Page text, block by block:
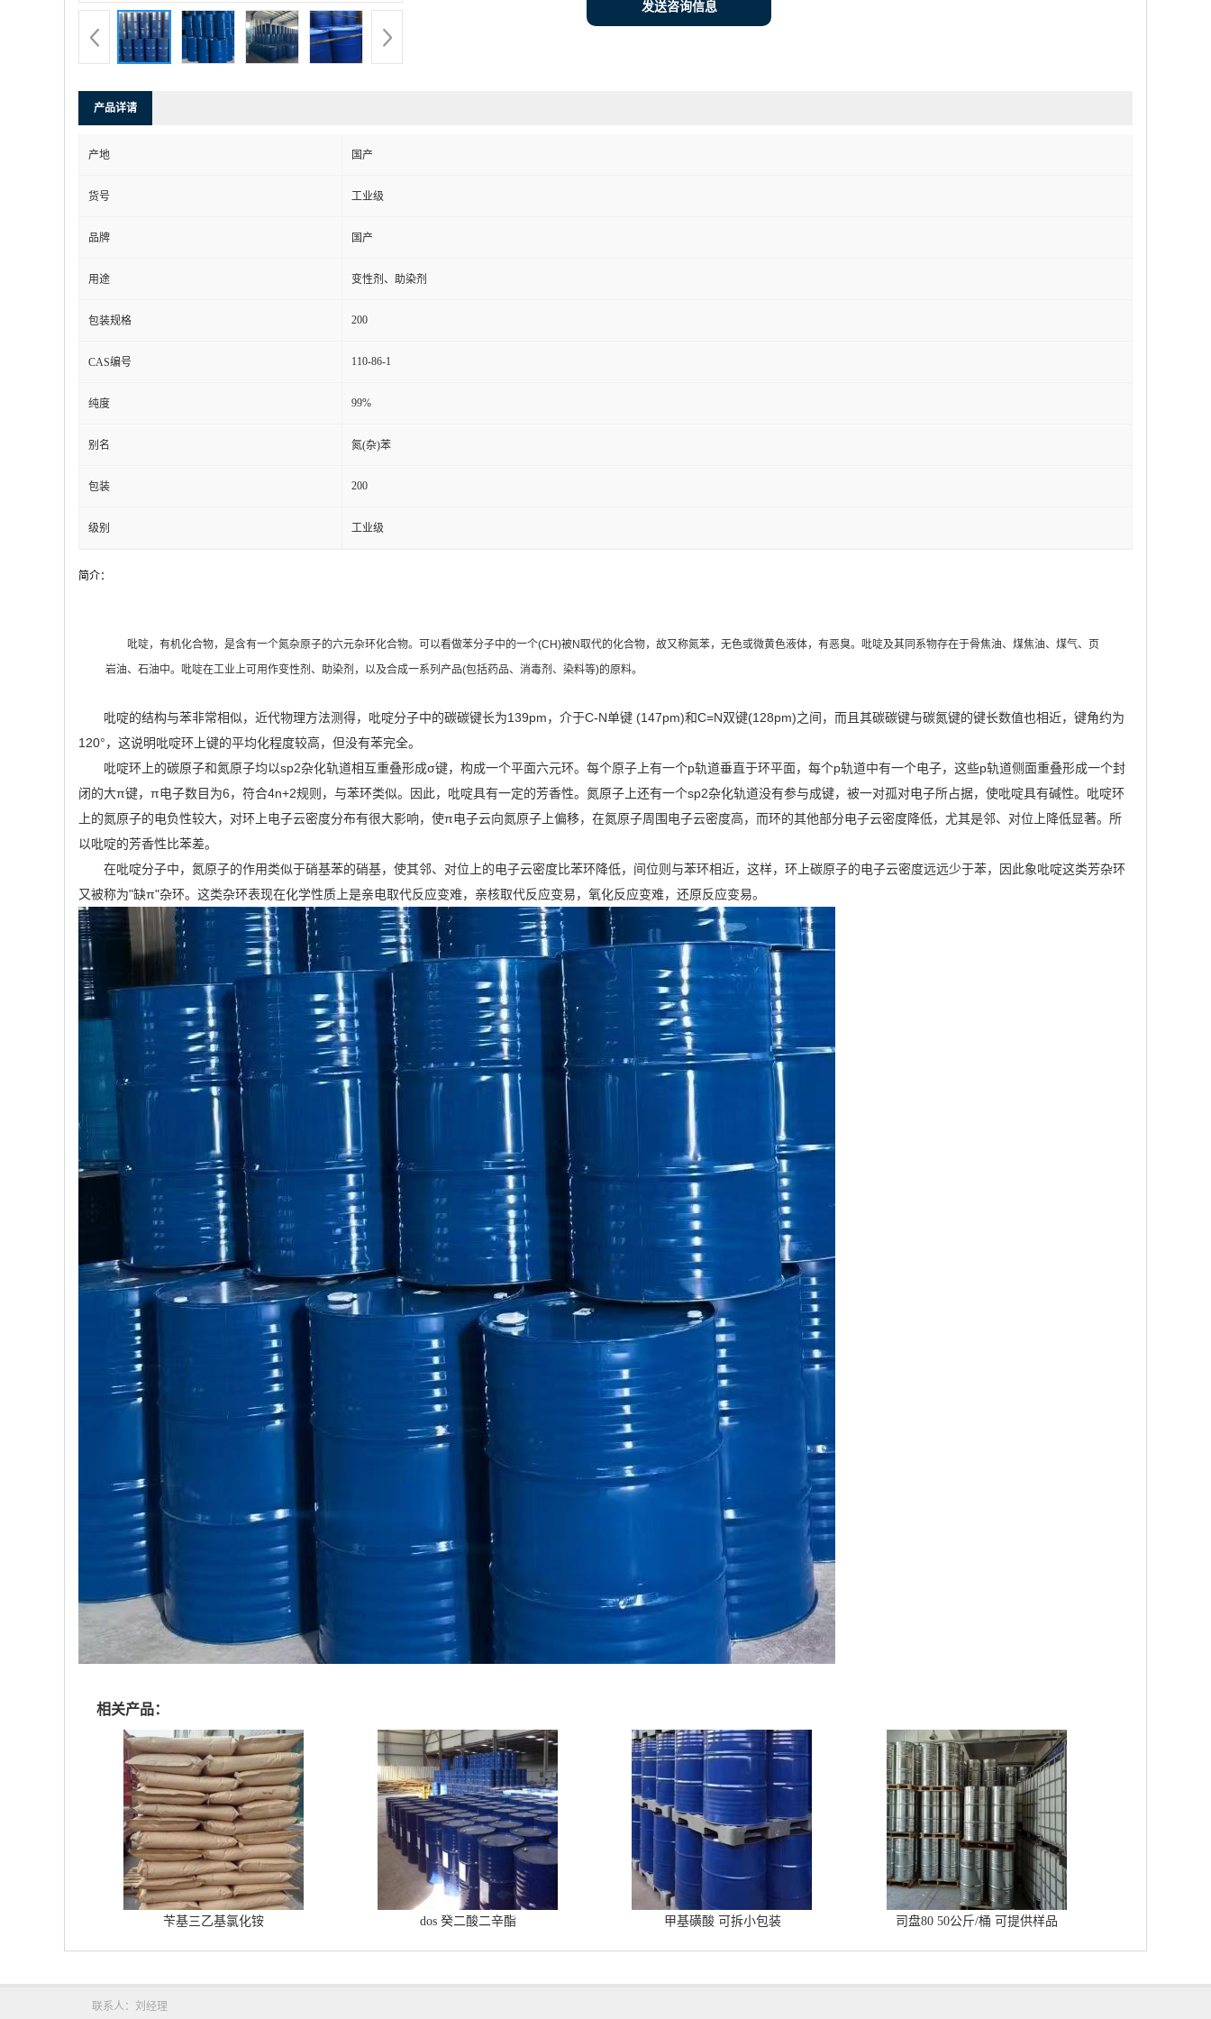
发送咨询信息
产品详请
产地 国产
货号 工业级
品牌 国产
用途 变性剂、助染剂
包装规格 200
CAS编号 110-86-1
纯度 99%
别名 氮(杂)苯
包装 200
级别 工业级
简介：
吡啶，有机化合物，是含有一个氮杂原子的六元杂环化合物。可以看做苯分子中的一个(CH)被N取代的化合物，故又称氮苯，无色或微黄色液体，有恶臭。吡啶及其同系物存在于骨焦油、煤焦油、煤气、页
岩油、石油中。吡啶在工业上可用作变性剂、助染剂，以及合成一系列产品(包括药品、消毒剂、染料等)的原料。
吡啶的结构与苯非常相似，近代物理方法测得，吡啶分子中的碳碳键长为139pm，介于C-N单键 (147pm)和C=N双键(128pm)之间，而且其碳碳键与碳氮键的键长数值也相近，键角约为
120°，这说明吡啶环上键的平均化程度较高，但没有苯完全。
吡啶环上的碳原子和氮原子均以sp2杂化轨道相互重叠形成σ键，构成一个平面六元环。每个原子上有一个p轨道垂直于环平面，每个p轨道中有一个电子，这些p轨道侧面重叠形成一个封
闭的大π键，π电子数目为6，符合4n+2规则，与苯环类似。因此，吡啶具有一定的芳香性。氮原子上还有一个sp2杂化轨道没有参与成键，被一对孤对电子所占据，使吡啶具有碱性。吡啶环
上的氮原子的电负性较大，对环上电子云密度分布有很大影响，使π电子云向氮原子上偏移，在氮原子周围电子云密度高，而环的其他部分电子云密度降低，尤其是邻、对位上降低显著。所
以吡啶的芳香性比苯差。
在吡啶分子中，氮原子的作用类似于硝基苯的硝基，使其邻、对位上的电子云密度比苯环降低，间位则与苯环相近，这样，环上碳原子的电子云密度远远少于苯，因此象吡啶这类芳杂环
又被称为"缺π"杂环。这类杂环表现在化学性质上是亲电取代反应变难，亲核取代反应变易，氧化反应变难，还原反应变易。
相关产品：
苄基三乙基氯化铵 dos 癸二酸二辛酯 甲基磺酸 可拆小包装 司盘80 50公斤/桶 可提供样品
联系人：刘经理